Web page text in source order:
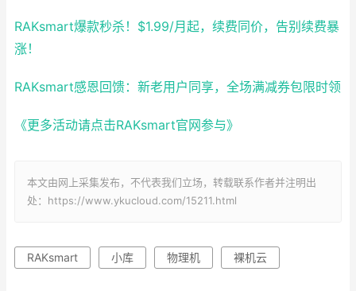
RAKsmart爆款秒杀！$1.99/月起，续费同价，告别续费暴
涨！
RAKsmart感恩回馈：新老用户同享，全场满减券包限时领
《更多活动请点击RAKsmart官网参与》
本文由网上采集发布，不代表我们立场，转载联系作者并注明出
处：https://www.ykucloud.com/15211.html
RAKsmart 小库 物理机 裸机云